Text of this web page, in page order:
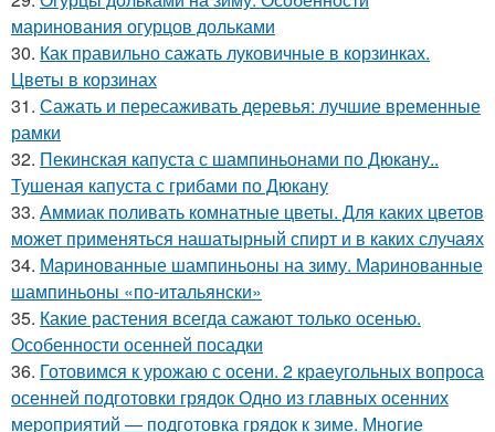
маринования огурцов дольками
30. Как правильно сажать луковичные в корзинках.
Цветы в корзинах
31. Сажать и пересаживать деревья: лучшие временные
рамки
32. Пекинская капуста с шампиньонами по Дюкану..
Тушеная капуста с грибами по Дюкану
33. Аммиак поливать комнатные цветы. Для каких цветов
может применяться нашатырный спирт и в каких случаях
34. Маринованные шампиньоны на зиму. Маринованные
шампиньоны «по-итальянски»
35. Какие растения всегда сажают только осенью.
Особенности осенней посадки
36. Готовимся к урожаю с осени. 2 краеугольных вопроса
осенней подготовки грядок Одно из главных осенних
мероприятий — подготовка грядок к зиме. Многие